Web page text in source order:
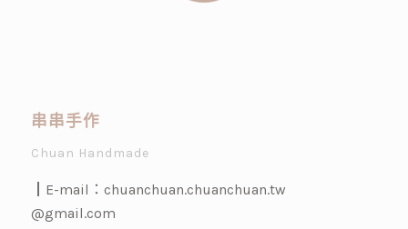
串串手作
Chuan Handmade
┃E-mail： chuanchuan.chuanchuan.tw
@gmail.com